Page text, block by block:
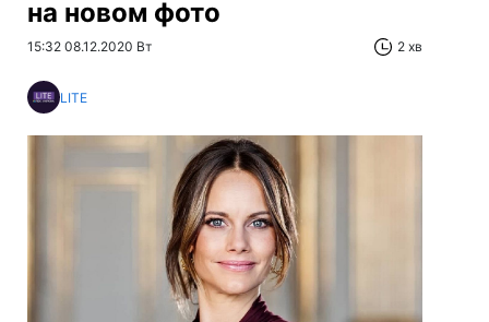
на новом фото
15:32 08.12.2020 Вт 2 хв
LITE